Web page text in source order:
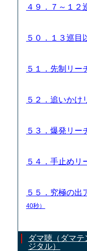
４９．７～１
５０．１３巡
５１．先制リ
５２．追いか
５３．爆発リ
５４．手止め
５５．究極の
40秒）
ダマ聴（ダマ
ジタル）